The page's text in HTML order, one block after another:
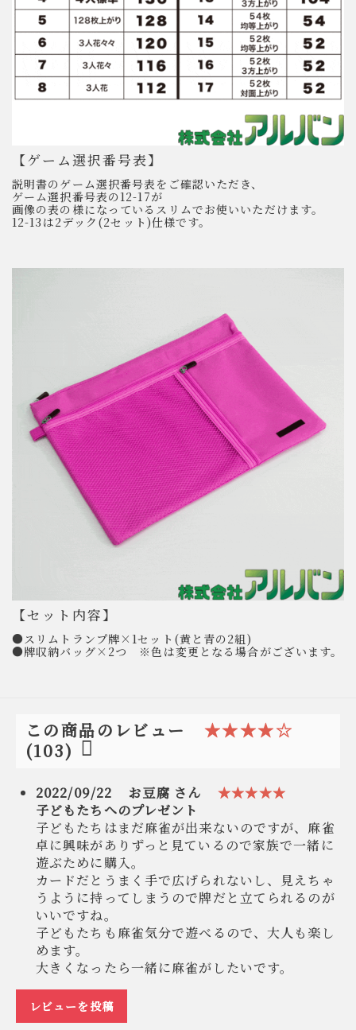
【ゲーム選択番号表】
説明書のゲーム選択番号表をご確認いただき、
ゲーム選択番号表の12-17が
画像の表の様になっているスリムでお使いいただけます。
12-13は2デック(2セット)仕様です。
【セット内容】
●スリムトランプ牌×1セット(黄と青の2組)
●牌収納バッグ×2つ ※色は変更となる場合がございます。
この商品のレビュー
★★★★☆
(103)
2022/09/22 お豆腐 さん
★★★★★
子どもたちへのプレゼント
子どもたちはまだ麻雀が出来ないのですが、麻雀
卓に興味がありずっと見ているので家族で一緒に
遊ぶために購入。
カードだとうまく手で広げられないし、見えちゃ
うように持ってしまうので牌だと立てられるのが
いいですね。
子どもたちも麻雀気分で遊べるので、大人も楽し
めます。
大きくなったら一緒に麻雀がしたいです。
レビューを投稿